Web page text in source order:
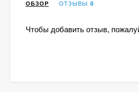
ОБЗОР ОТЗЫВЫ 0
Чтобы добавить отзыв,